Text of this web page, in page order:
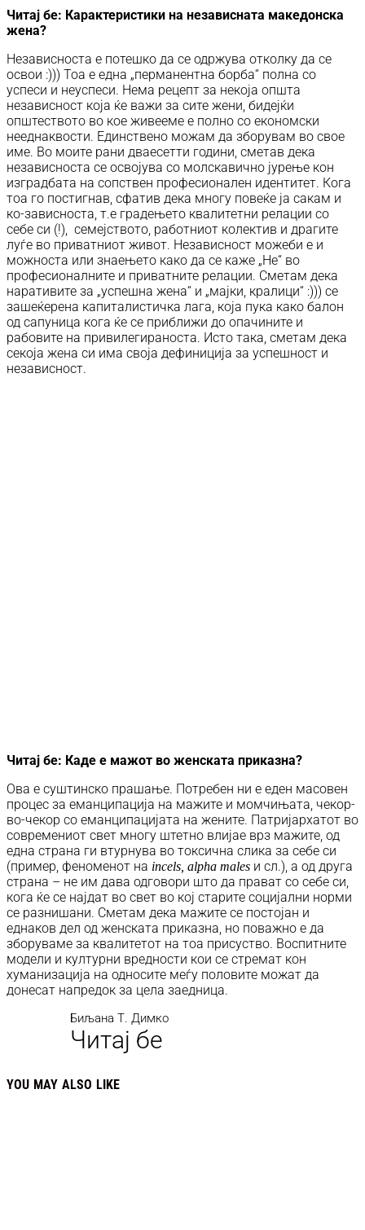
Читај бе: Карактеристики на независната македонска
жена?
Независноста е потешко да се одржува отколку да се
освои :))) Тоа е една „перманентна борба“ полна со
успеси и неуспеси. Нема рецепт за некоја општа
независност која ќе важи за сите жени, бидејќи
општеството во кое живееме е полно со економски
нееднаквости. Единствено можам да зборувам во свое
име. Во моите рани дваесетти години, сметав дека
независноста се освојува со молскавично јурење кон
изградбата на сопствен професионален идентитет. Кога
тоа го постигнав, сфатив дека многу повеќе ја сакам и
ко-зависноста, т.е градењето квалитетни релации со
себе си (!), семејството, работниот колектив и драгите
луѓе во приватниот живот. Независност можеби е и
можноста или знаењето како да се каже „Не“ во
професионалните и приватните релации. Сметам дека
наративите за „успешна жена“ и „мајки, кралици“ :))) се
зашеќерена капиталистичка лага, која пука како балон
од сапуница кога ќе се приближи до опачините и
рабовите на привилегираноста. Исто така, сметам дека
секоја жена си има своја дефиниција за успешност и
независност.
Читај бе: Каде е мажот во женската приказна?
Ова е суштинско прашање. Потребен ни е еден масовен
процес за еманципација на мажите и момчињата, чекор-
во-чекор со еманципацијата на жените. Патријархатот во
современиот свет многу штетно влијае врз мажите, од
една страна ги втурнува во токсична слика за себе си
(пример, феноменот на incels, alpha males и сл.), а од друга
страна – не им дава одговори што да прават со себе си,
кога ќе се најдат во свет во кој старите социјални норми
се разнишани. Сметам дека мажите се постојан и
еднаков дел од женската приказна, но поважно е да
зборуваме за квалитетот на тоа присуство. Воспитните
модели и културни вредности кои се стремат кон
хуманизација на односите меѓу половите можат да
донесат напредок за цела заедница.
Биљана Т. Димко
Читај бе
YOU MAY ALSO LIKE